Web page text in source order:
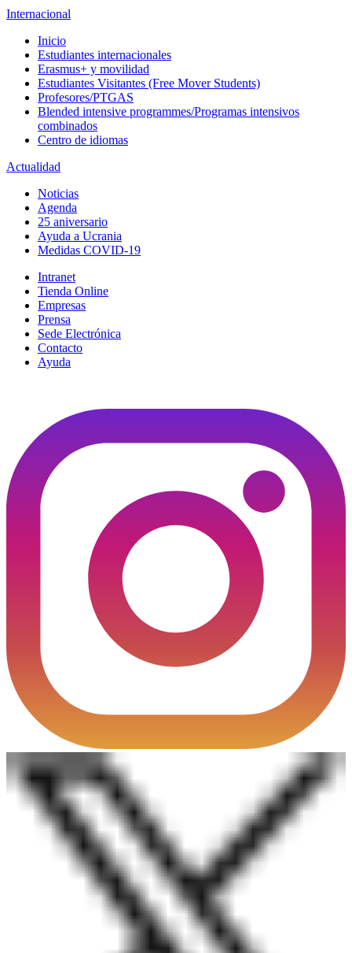
Internacional
Inicio
Estudiantes internacionales
Erasmus+ y movilidad
Estudiantes Visitantes (Free Mover Students)
Profesores/PTGAS
Blended intensive programmes/Programas intensivos
combinados
Centro de idiomas
Actualidad
Noticias
Agenda
25 aniversario
Ayuda a Ucrania
Medidas COVID-19
Intranet
Tienda Online
Empresas
Prensa
Sede Electrónica
Contacto
Ayuda